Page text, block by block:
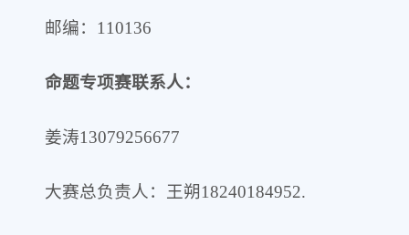
邮编：110136
命题专项赛联系人：
姜涛13079256677
大赛总负责人：王朔18240184952.